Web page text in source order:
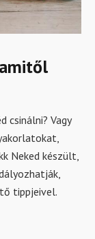
csinálni? Vagy
Neked készült,
tippjeivel.